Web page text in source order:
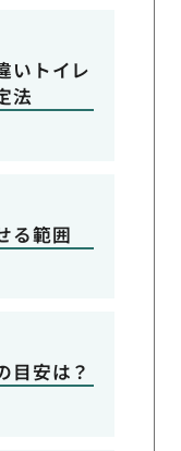
いトイレ
法
る範囲
目安は？